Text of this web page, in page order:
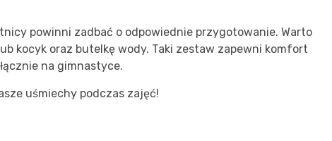
powinni zadbać o odpowiednie przygotowanie. Warto
kocyk oraz butelkę wody. Taki zestaw zapewni komfort
na gimnastyce.
uśmiechy podczas zajęć!